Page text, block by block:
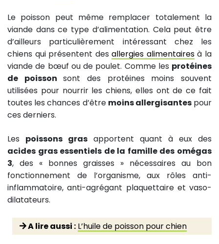
Le poisson peut même remplacer totalement la
viande dans ce type d’alimentation. Cela peut être
d’ailleurs particulièrement intéressant chez les
chiens qui présentent desallergies alimentairesà la
viande de bœuf ou de poulet. Comme les protéines
de poissonsont des protéines moins souvent
utilisées pour nourrir les chiens, elles ont de ce fait
toutes les chances d’être moins allergisantespour
ces derniers.
Les poissons gras apportent quant à eux des
acides gras essentiels de la famille des omégas
3, des « bonnes graisses » nécessaires au bon
fonctionnement de l’organisme, aux rôles anti-
inflammatoire, anti-agrégant plaquettaire et vaso-
dilatateurs.
A lire aussi : L’huile de poisson pour chien